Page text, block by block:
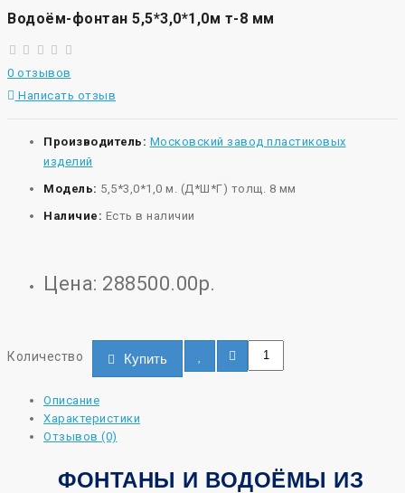
Водоём-фонтан 5,5*3,0*1,0м т-8 мм
0 отзывов
Написать отзыв
Производитель: Московский завод пластиковых
изделий
Модель: 5,5*3,0*1,0 м. (Д*Ш*Г) толщ. 8 мм
Наличие: Есть в наличии
Цена: 288500.00р.
Количество Купить
Описание
Характеристики
Отзывов (0)
ФОНТАНЫ И ВОДОЁМЫ ИЗ